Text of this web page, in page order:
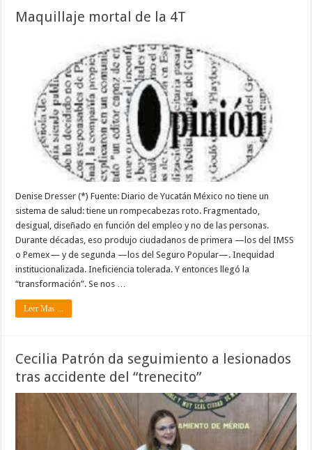
Maquillaje mortal de la 4T
Denise Dresser (*) Fuente: Diario de Yucatán México no tiene un
sistema de salud: tiene un rompecabezas roto. Fragmentado,
desigual, diseñado en función del empleo y no de las personas.
Durante décadas, eso produjo ciudadanos de primera —los del IMSS
o Pemex— y de segunda —los del Seguro Popular—. Inequidad
institucionalizada. Ineficiencia tolerada. Y entonces llegó la
“transformación”. Se nos …
Leer Mas ...
Cecilia Patrón da seguimiento a lesionados
tras accidente del “trenecito”